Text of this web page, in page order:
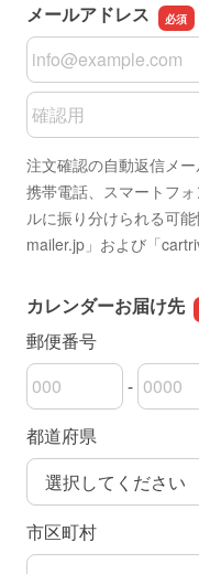
メールアドレス
メールアドレス
メールアドレスの確認
注文確認の自動返信メー
携帯電話、スマートフ
ルに振り分けられる可
mailer.jp」および「
カレンダーお届け先
郵便番号
郵便番号の上3桁
-
郵便番号の下4桁
都道府県
市区町村